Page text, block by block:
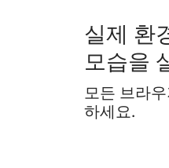
실제 환
모습을
모든 브라
하세요.